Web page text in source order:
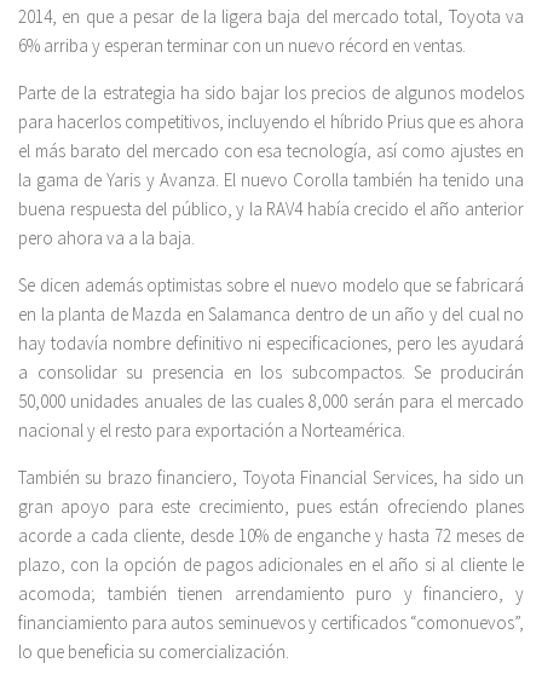
2014, en que a pesar de la ligera baja del mercado total, Toyota va
6% arriba y esperan terminar con un nuevo récord en ventas.
Parte de la estrategia ha sido bajar los precios de algunos modelos
para hacerlos competitivos, incluyendo el híbrido Prius que es ahora
el más barato del mercado con esa tecnología, así como ajustes en
la gama de Yaris y Avanza. El nuevo Corolla también ha tenido una
buena respuesta del público, y la RAV4 había crecido el año anterior
pero ahora va a la baja.
Se dicen además optimistas sobre el nuevo modelo que se fabricará
en la planta de Mazda en Salamanca dentro de un año y del cual no
hay todavía nombre definitivo ni especificaciones, pero les ayudará
a consolidar su presencia en los subcompactos. Se producirán
50,000 unidades anuales de las cuales 8,000 serán para el mercado
nacional y el resto para exportación a Norteamérica.
También su brazo financiero, Toyota Financial Services, ha sido un
gran apoyo para este crecimiento, pues están ofreciendo planes
acorde a cada cliente, desde 10% de enganche y hasta 72 meses de
plazo, con la opción de pagos adicionales en el año si al cliente le
acomoda; también tienen arrendamiento puro y financiero, y
financiamiento para autos seminuevos y certificados “comonuevos”,
lo que beneficia su comercialización.